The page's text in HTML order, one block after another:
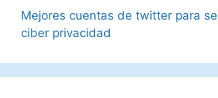
Mejores cuentas de twitter para
ciber privacidad